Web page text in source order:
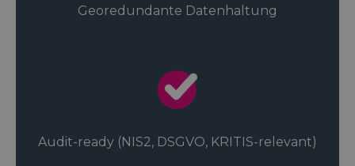
Georedundante Datenhaltung
Audit-ready (NIS2, DSGVO, KRITIS-relevant)